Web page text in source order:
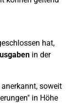
hat,
in der
anerkannt, soweit
in Höhe